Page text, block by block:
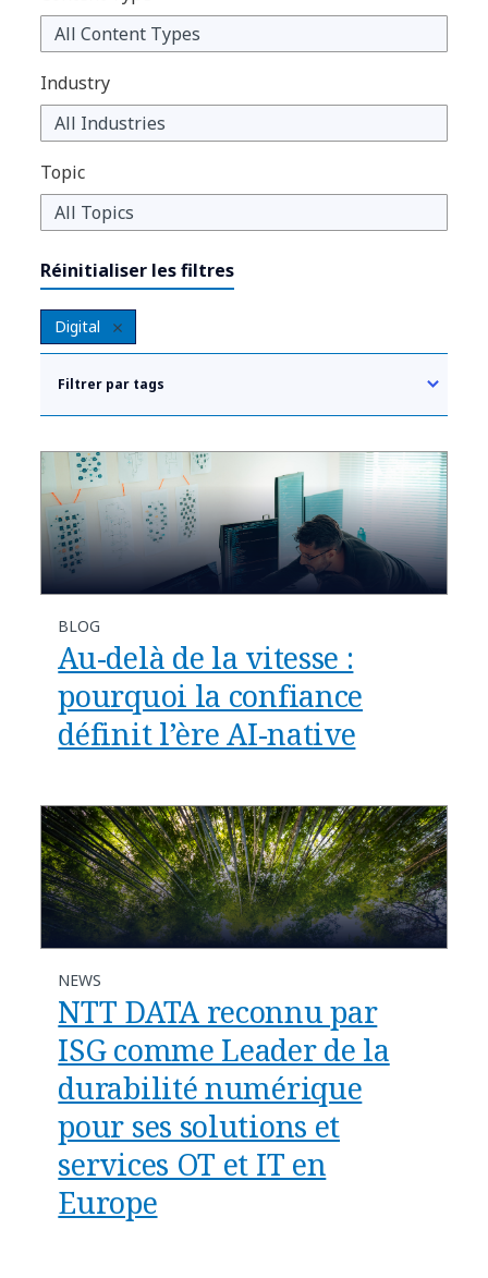
Industry
Topic
Réinitialiser les filtres
Digital
Filtrer par tags
BLOG
Au-delà de la vitesse :
pourquoi la confiance
définit l’ère AI-native
NEWS
NTT DATA reconnu par
ISG comme Leader de la
durabilité numérique
pour ses solutions et
services OT et IT en
Europe